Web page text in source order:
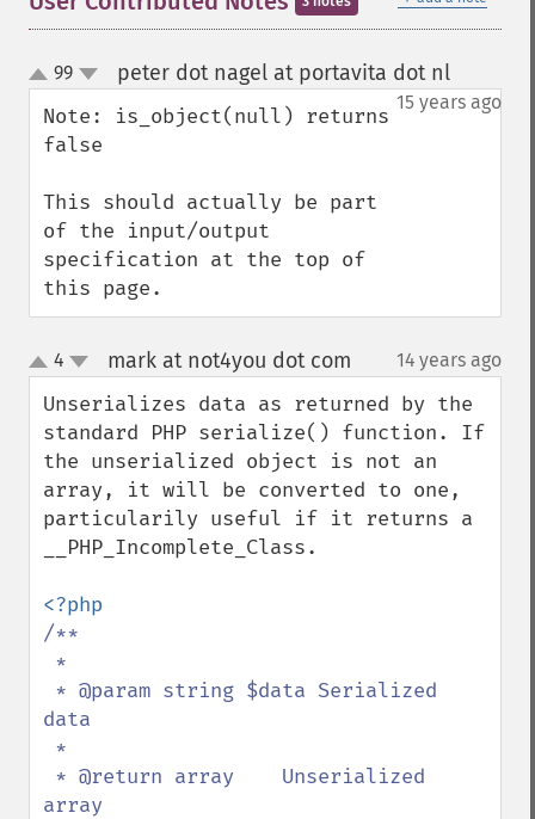
up
down
99 peter dot nagel at portavita dot nl¶
15 years ago
Note: is_object(null) returns
false
This should actually be part
of the input/output
specification at the top of
this page.
up
down
4 mark at not4you dot com 14 years ago
Unserializes data as returned by the
standard PHP serialize() function. If
the unserialized object is not an
array, it will be converted to one,
particularily useful if it returns a
__PHP_Incomplete_Class.
/**
data
array